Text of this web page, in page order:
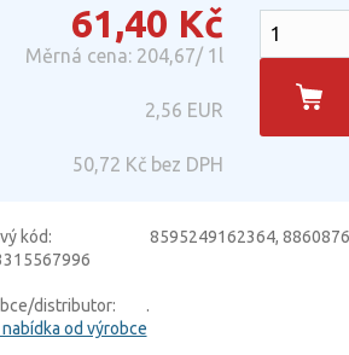
61,40 Kč
Měrná cena: 204,67/ 1l
2,56 EUR
50,72 Kč bez DPH
kód:
8595249162364,
distributor:
.
od výrobce